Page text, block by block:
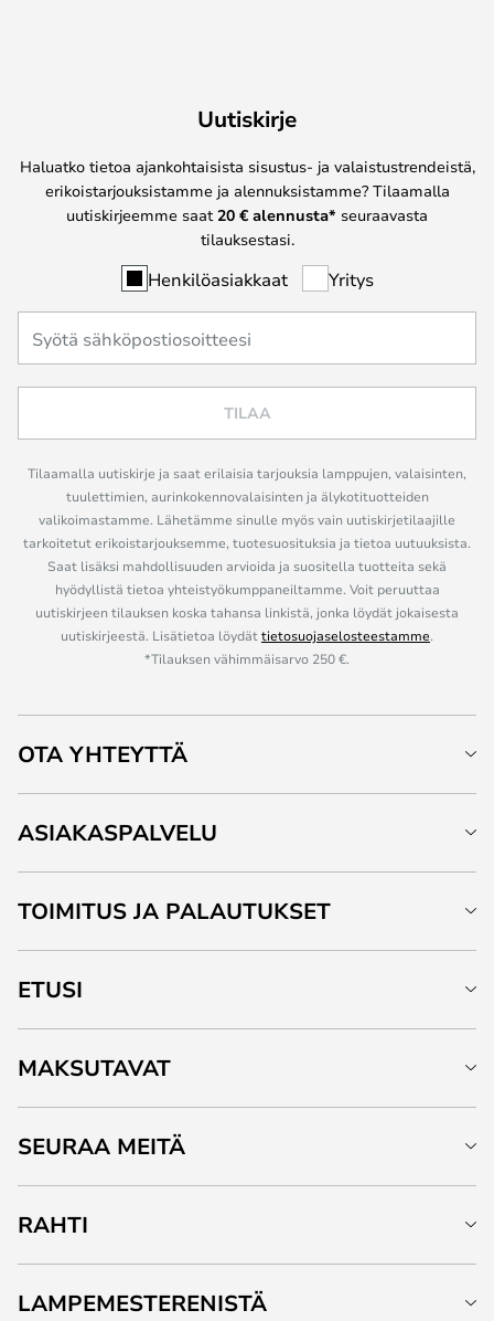
Uutiskirje
Haluatko tietoa ajankohtaisista sisustus- ja valaistustrendeistä,
erikoistarjouksistamme ja alennuksistamme? Tilaamalla
uutiskirjeemme saat 20 € alennusta* seuraavasta
tilauksestasi.
Henkilöasiakkaat Yritys
TILAA
Tilaamalla uutiskirje ja saat erilaisia tarjouksia lamppujen, valaisinten,
tuulettimien, aurinkokennovalaisinten ja älykotituotteiden
valikoimastamme. Lähetämme sinulle myös vain uutiskirjetilaajille
tarkoitetut erikoistarjouksemme, tuotesuosituksia ja tietoa uutuuksista.
Saat lisäksi mahdollisuuden arvioida ja suositella tuotteita sekä
hyödyllistä tietoa yhteistyökumppaneiltamme. Voit peruuttaa
uutiskirjeen tilauksen koska tahansa linkistä, jonka löydät jokaisesta
uutiskirjeestä. Lisätietoa löydättietosuojaselosteestamme.
*Tilauksen vähimmäisarvo 250 €.
OTA YHTEYTTÄ
ASIAKASPALVELU
TOIMITUS JA PALAUTUKSET
ETUSI
MAKSUTAVAT
SEURAA MEITÄ
RAHTI
LAMPEMESTERENISTÄ